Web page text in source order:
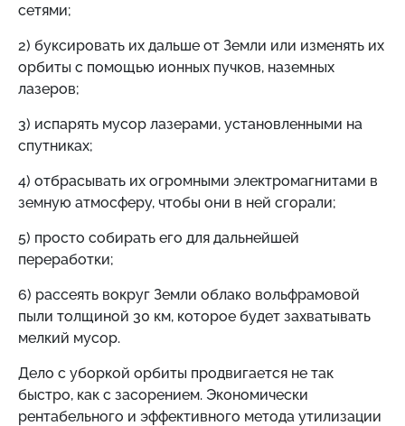
сетями;
2) буксировать их дальше от Земли или изменять их
орбиты с помощью ионных пучков, наземных
лазеров;
3) испарять мусор лазерами, установленными на
спутниках;
4) отбрасывать их огромными электромагнитами в
земную атмосферу, чтобы они в ней сгорали;
5) просто собирать его для дальнейшей
переработки;
6) рассеять вокруг Земли облако вольфрамовой
пыли толщиной 30 км, которое будет захватывать
мелкий мусор.
Дело с уборкой орбиты продвигается не так
быстро, как с засорением. Экономически
рентабельного и эффективного метода утилизации